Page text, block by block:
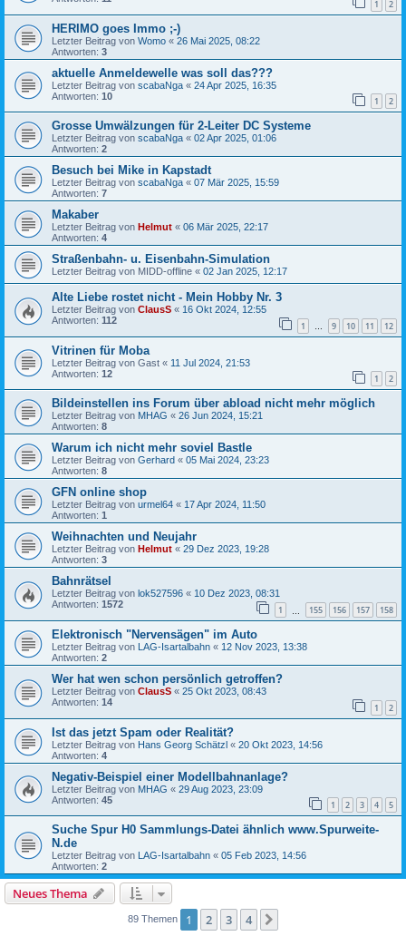
1 2
HERIMO goes Immo ;-)
Letzter Beitrag von Womo « 26 Mai 2025, 08:22
Antworten: 3
aktuelle Anmeldewelle was soll das???
Letzter Beitrag von scabaNga « 24 Apr 2025, 16:35
Antworten: 10 1 2
Grosse Umwälzungen für 2-Leiter DC Systeme
Letzter Beitrag von scabaNga « 02 Apr 2025, 01:06
Antworten: 2
Besuch bei Mike in Kapstadt
Letzter Beitrag von scabaNga « 07 Mär 2025, 15:59
Antworten: 7
Makaber
Letzter Beitrag von Helmut « 06 Mär 2025, 22:17
Antworten: 4
Straßenbahn- u. Eisenbahn-Simulation
Letzter Beitrag von MIDD-offline « 02 Jan 2025, 12:17
Alte Liebe rostet nicht - Mein Hobby Nr. 3
Letzter Beitrag von ClausS « 16 Okt 2024, 12:55
Antworten: 112 1 … 9 10 11 12
Vitrinen für Moba
Letzter Beitrag von Gast « 11 Jul 2024, 21:53
Antworten: 12 1 2
Bildeinstellen ins Forum über abload nicht mehr möglich
Letzter Beitrag von MHAG « 26 Jun 2024, 15:21
Antworten: 8
Warum ich nicht mehr soviel Bastle
Letzter Beitrag von Gerhard « 05 Mai 2024, 23:23
Antworten: 8
GFN online shop
Letzter Beitrag von urmel64 « 17 Apr 2024, 11:50
Antworten: 1
Weihnachten und Neujahr
Letzter Beitrag von Helmut « 29 Dez 2023, 19:28
Antworten: 3
Bahnrätsel
Letzter Beitrag von lok527596 « 10 Dez 2023, 08:31
Antworten: 1572 1 155 156 157 158
Elektronisch "Nervensägen" im Auto
Letzter Beitrag von LAG-Isartalbahn « 12 Nov 2023, 13:38
Antworten: 2
Wer hat wen schon persönlich getroffen?
Letzter Beitrag von ClausS « 25 Okt 2023, 08:43
Antworten: 14 1 2
Ist das jetzt Spam oder Realität?
Letzter Beitrag von Hans Georg Schätzl « 20 Okt 2023, 14:56
Antworten: 4
Negativ-Beispiel einer Modellbahnanlage?
Letzter Beitrag von MHAG « 29 Aug 2023, 23:09
Antworten: 45 1 2 3 4 5
Suche Spur H0 Sammlungs-Datei ähnlich www.Spurweite-
N.de
Letzter Beitrag von LAG-Isartalbahn « 05 Feb 2023, 14:56
Antworten: 2
Neues Thema
89 Themen 1 2 3 4